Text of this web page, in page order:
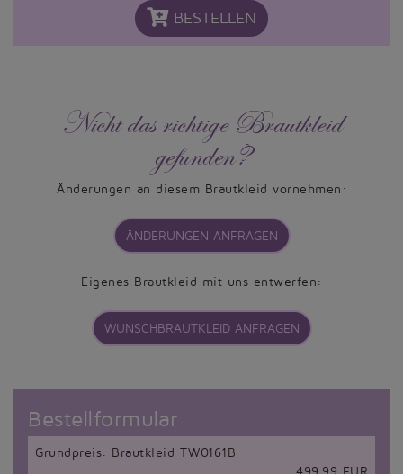
BESTELLEN
Nicht das richtige Brautkleid
gefunden?
Änderungen an diesem Brautkleid vornehmen:
ÄNDERUNGEN ANFRAGEN
Eigenes Brautkleid mit uns entwerfen:
WUNSCHBRAUTKLEID ANFRAGEN
Bestellformular
Grundpreis: Brautkleid TW0161B